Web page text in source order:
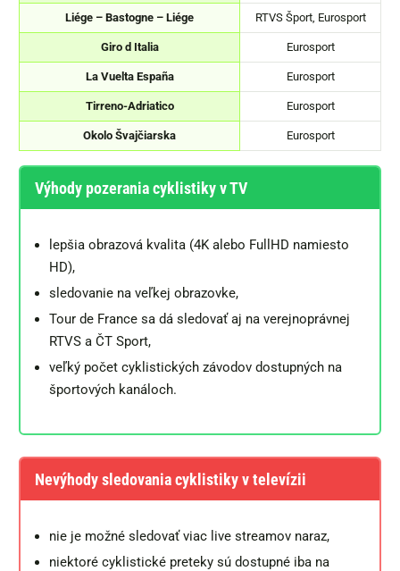
Liége – Bastogne – Liége RTVS Šport, Eurosport
Giro d Italia Eurosport
La Vuelta España Eurosport
Tirreno-Adriatico Eurosport
Okolo Švajčiarska Eurosport
Výhody pozerania cyklistiky v TV
lepšia obrazová kvalita (4K alebo FullHD namiesto
HD),
sledovanie na veľkej obrazovke,
Tour de France sa dá sledovať aj na verejnoprávnej
RTVS a ČT Sport,
veľký počet cyklistických závodov dostupných na
športových kanáloch.
Nevýhody sledovania cyklistiky v televízii
nie je možné sledovať viac live streamov naraz,
niektoré cyklistické preteky sú dostupné iba na